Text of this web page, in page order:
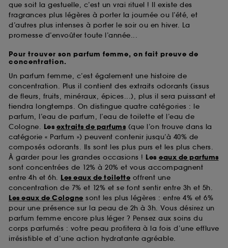
que soit la gestuelle, c’est un vrai rituel ! Il existe des
fragrances plus légères à porter la journée ou l’été, et
d’autres plus intenses à porter le soir ou en hiver. La
promesse d’envoûter toute l’année...
Pour trouver son parfum femme, on fait preuve de
concentration.
Un parfum femme, c’est également une histoire de
concentration. Plus il contient des extraits odorants (issus
de fleurs, fruits, minéraux, épices...), plus il sera puissant et
tiendra longtemps. On distingue quatre catégories : le
parfum, l’eau de parfum, l’eau de toilette et l’eau de
Cologne. Les extraits de parfums (que l’on trouve dans la
catégorie « Parfum ») peuvent contenir jusqu’à 40% de
composés odorants. Ils sont les plus purs et les plus chers.
À garder pour les grandes occasions ! Les eaux de parfums
sont concentrées de 12% à 20% et vous accompagnent
entre 4h et 6h. Les eaux de toilette offrent une
concentration de 7% et 12% et se font sentir entre 3h et 5h.
Les eaux de Cologne sont les plus légères : entre 4% et 6%
pour une présence sur la peau de 2h à 3h. Vous désirez un
parfum femme encore plus léger ? Pensez aux soins du
corps parfumés : votre peau profitera à la fois d’une effluve
irrésistible et d’une action hydratante agréable.